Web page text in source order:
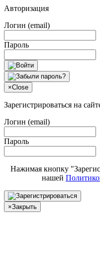
Авторизация
Логин (email)
Пароль
×Close
Зарегистрироваться на
Логин (email)
Пароль
Нажимая кнопку
нашей
×Закрыть